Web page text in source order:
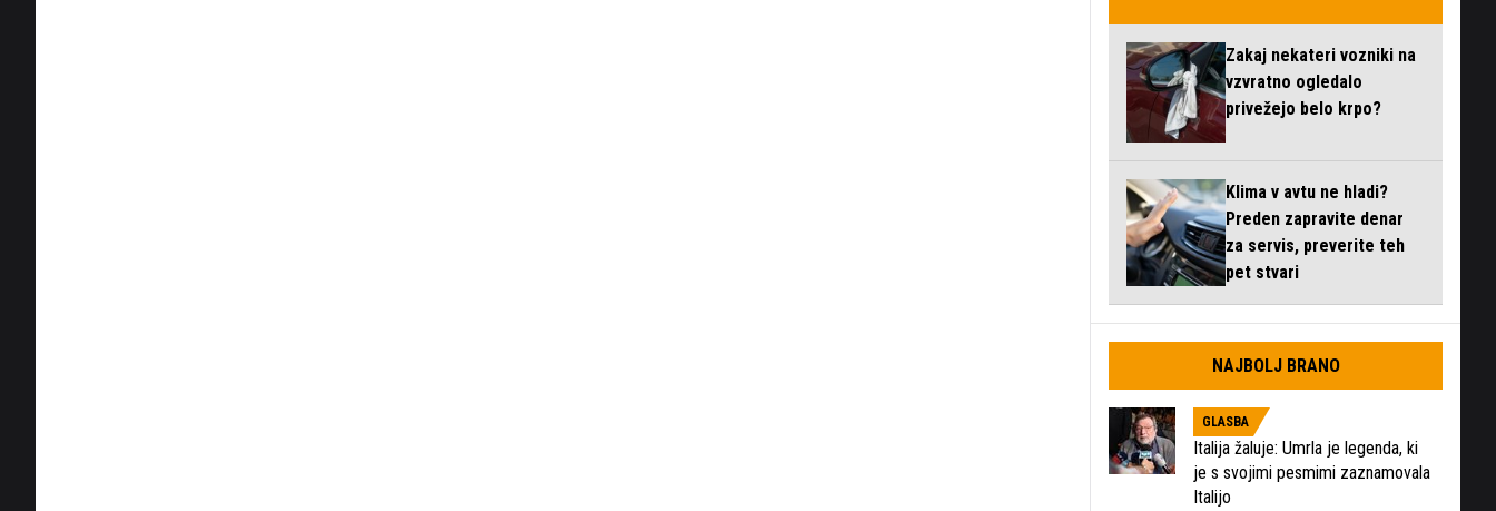
Zakaj nekateri vozniki na
vzvratno ogledalo
privežejo belo krpo?
Klima v avtu ne hladi?
Preden zapravite denar
za servis, preverite teh
pet stvari
NAJBOLJ BRANO
GLASBA
Italija žaluje: Umrla je legenda, ki
je s svojimi pesmimi zaznamovala
Italijo